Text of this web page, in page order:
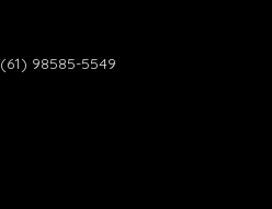
(61) 98585-5549